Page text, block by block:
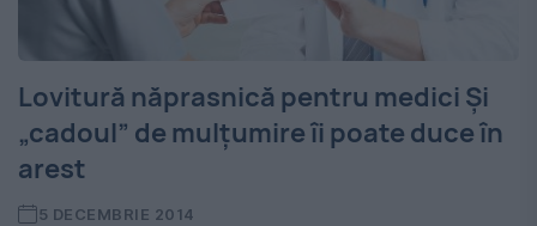
Lovitură năprasnică pentru medici Și
„cadoul” de mulțumire îi poate duce în
arest
5 DECEMBRIE 2014